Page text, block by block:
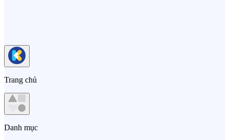
Trang chủ
Danh mục